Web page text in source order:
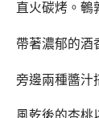
直火碳烤。鵪
帶著濃郁的酒
旁邊兩種醬汁